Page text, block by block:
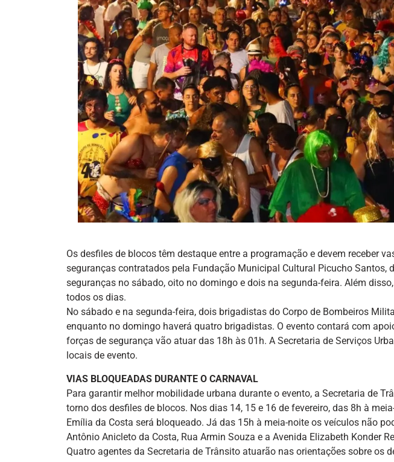
Os desfiles de blocos têm destaque entre a programação e devem receber
seguranças contratados pela Fundação Municipal Cultural Picucho Santos,
seguranças no sábado, oito no domingo e dois na segunda-feira. Além
todos os dias.
No sábado e na segunda-feira, dois brigadistas do Corpo de Bombeiros
enquanto no domingo haverá quatro brigadistas. O evento contará com
forças de segurança vão atuar das 18h às 01h. A Secretaria de Serviços
locais de evento.
VIAS BLOQUEADAS DURANTE O CARNAVAL
Para garantir melhor mobilidade urbana durante o evento, a Secretaria de
torno dos desfiles de blocos. Nos dias 14, 15 e 16 de fevereiro, das 8h à
Emília da Costa será bloqueado. Já das 15h à meia-noite os veículos não
Antônio Anicleto da Costa, Rua Armin Souza e a Avenida Elizabeth Konder
Quatro agentes da Secretaria de Trânsito atuarão nas orientações sobre os